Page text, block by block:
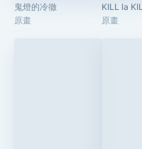
鬼燈的冷徹
原畫
KILL la
原畫